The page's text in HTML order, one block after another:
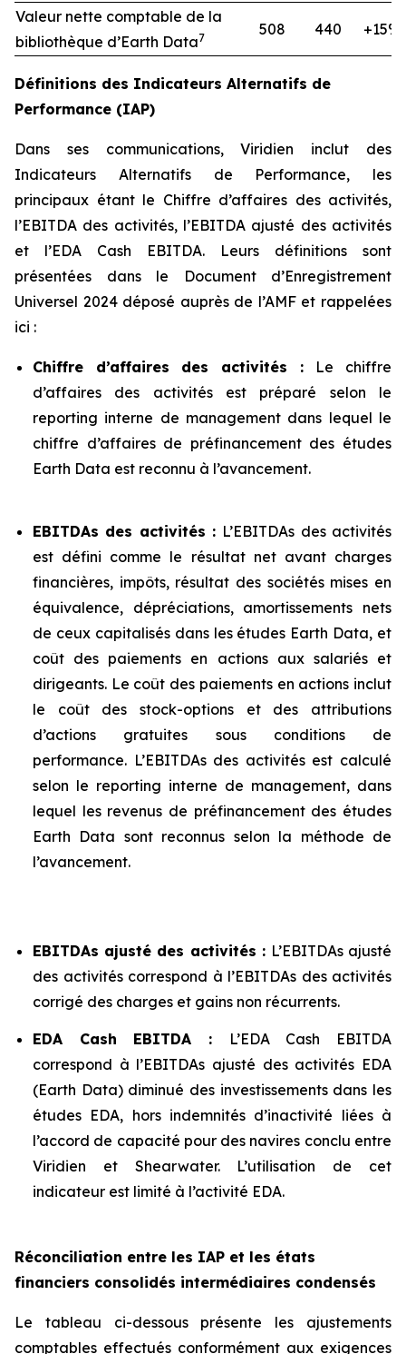
Valeur nette comptable de la
bibliothèque d’Earth Data7 508 440 +15%
Définitions des Indicateurs Alternatifs de
Performance (IAP)
Dans ses communications, Viridien inclut des
Indicateurs Alternatifs de Performance, les
principaux étant le Chiffre d’affaires des activités,
l’EBITDA des activités, l’EBITDA ajusté des activités
et l’EDA Cash EBITDA. Leurs définitions sont
présentées dans le Document d’Enregistrement
Universel 2024 déposé auprès de l’AMF et rappelées
ici :
Chiffre d’affaires des activités : Le chiffre
d’affaires des activités est préparé selon le
reporting interne de management dans lequel le
chiffre d’affaires de préfinancement des études
Earth Data est reconnu à l’avancement.
EBITDAs des activités : L’EBITDAs des activités
est défini comme le résultat net avant charges
financières, impôts, résultat des sociétés mises en
équivalence, dépréciations, amortissements nets
de ceux capitalisés dans les études Earth Data, et
coût des paiements en actions aux salariés et
dirigeants. Le coût des paiements en actions inclut
le coût des stock-options et des attributions
d’actions gratuites sous conditions de
performance. L’EBITDAs des activités est calculé
selon le reporting interne de management, dans
lequel les revenus de préfinancement des études
Earth Data sont reconnus selon la méthode de
l’avancement.
EBITDAs ajusté des activités : L’EBITDAs ajusté
des activités correspond à l’EBITDAs des activités
corrigé des charges et gains non récurrents.
EDA Cash EBITDA :
L’EDA Cash EBITDA
correspond à l’EBITDAs ajusté des activités EDA
(Earth Data) diminué des investissements dans les
études EDA, hors indemnités d’inactivité liées à
l’accord de capacité pour des navires conclu entre
Viridien et Shearwater. L’utilisation de cet
indicateur est limité à l’activité EDA.
Réconciliation entre les IAP et les états
financiers consolidés intermédiaires condensés
Le tableau ci-dessous présente les ajustements
comptables effectués conformément aux exigences